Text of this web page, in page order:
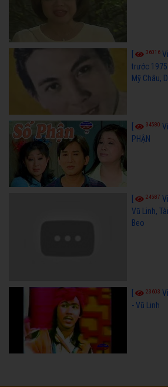
36016
trước 1975
Mỹ Châu,
34580
PHẬN
24587
Vũ Linh,
Beo
23603
- Vũ Linh